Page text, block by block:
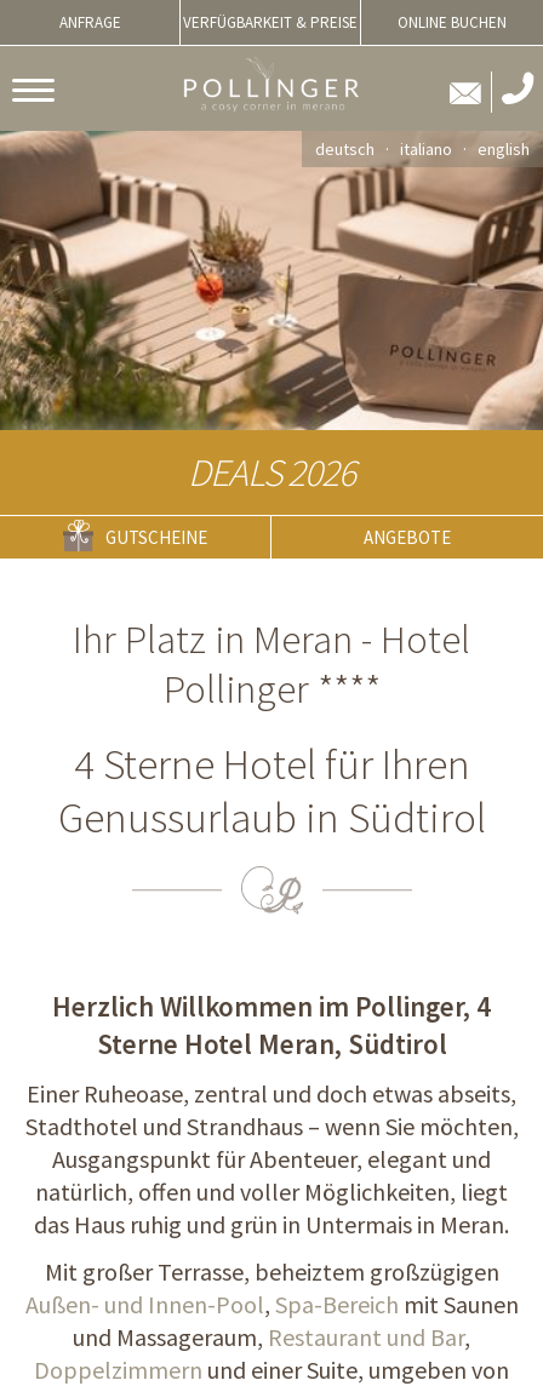
ANFRAGE VERFÜGBARKEIT & PREISE ONLINE BUCHEN
deutsch italiano english
DEALS 2026
GUTSCHEINE ANGEBOTE
Ihr Platz in Meran - Hotel
Pollinger ****
4 Sterne Hotel für Ihren
Genussurlaub in Südtirol
Herzlich Willkommen im Pollinger, 4
Sterne Hotel Meran, Südtirol
Einer Ruheoase, zentral und doch etwas abseits,
Stadthotel und Strandhaus – wenn Sie möchten,
Ausgangspunkt für Abenteuer, elegant und
natürlich, offen und voller Möglichkeiten, liegt
das Haus ruhig und grün in Untermais in Meran.
Mit großer Terrasse, beheiztem großzügigen
Außen- und Innen-Pool, Spa-Bereich mit Saunen
und Massageraum, Restaurant und Bar,
Doppelzimmern und einer Suite, umgeben von